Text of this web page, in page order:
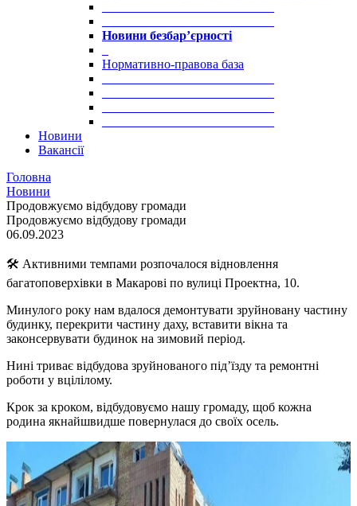
Новини безбар’єрності
Нормативно-правова база
Новини
Вакансії
Головна
Новини
Продовжуємо відбудову громади
Продовжуємо відбудову громади
06.09.2023
🛠 Активними темпами розпочалося відновлення
багатоповерхівки в Макарові по вулиці Проектна, 10.
Минулого року нам вдалося демонтувати зруйновану частину
будинку, перекрити частину даху, вставити вікна та
законсервувати будинок на зимовий період.
Нині триває відбудова зруйнованого під’їзду та ремонтні
роботи у вцілілому.
Крок за кроком, відбудовуємо нашу громаду, щоб кожна
родина якнайшвидше повернулася до своїх осель.